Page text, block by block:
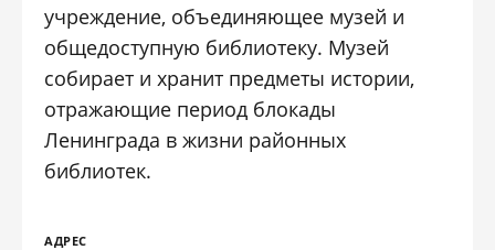
учреждение, объединяющее музей и
общедоступную библиотеку. Музей
собирает и хранит предметы истории,
отражающие период блокады
Ленинграда в жизни районных
библиотек.
АДРЕС